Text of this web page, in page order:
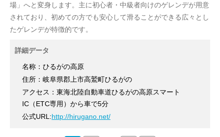
場」へと変身します。主に初心者・中級者向けのゲレンデが用意
されており、初めての方でも安心して滑ることができる広々とし
たゲレンデが特徴的です。
詳細データ
名称：ひるがの高原
住所：岐阜県郡上市高鷲町ひるがの
アクセス：東海北陸自動車道ひるがの高原スマート
IC（ETC専用）から車で5分
公式URL:http://hirugano.net/